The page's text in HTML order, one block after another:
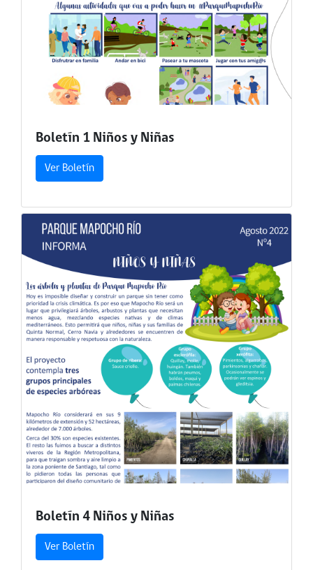
Boletín 1 Niños y Niñas
Ver Boletín
Boletín 4 Niños y Niñas
Ver Boletín